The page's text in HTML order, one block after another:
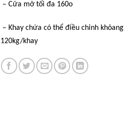
– Cửa mở tối đa 160o
– Khay chứa có thể điều chỉnh
120kg/khay